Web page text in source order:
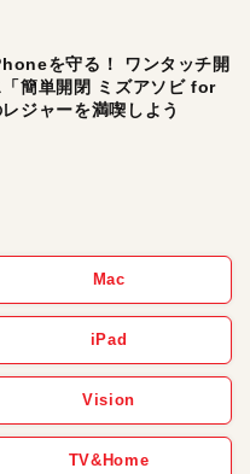
充電したい人にオスス
を守る！ ワンタッチ開
「簡単開閉 ミズアソビ for
ジャーを満喫しよう
Mac
iPad
Vision
TV&Home